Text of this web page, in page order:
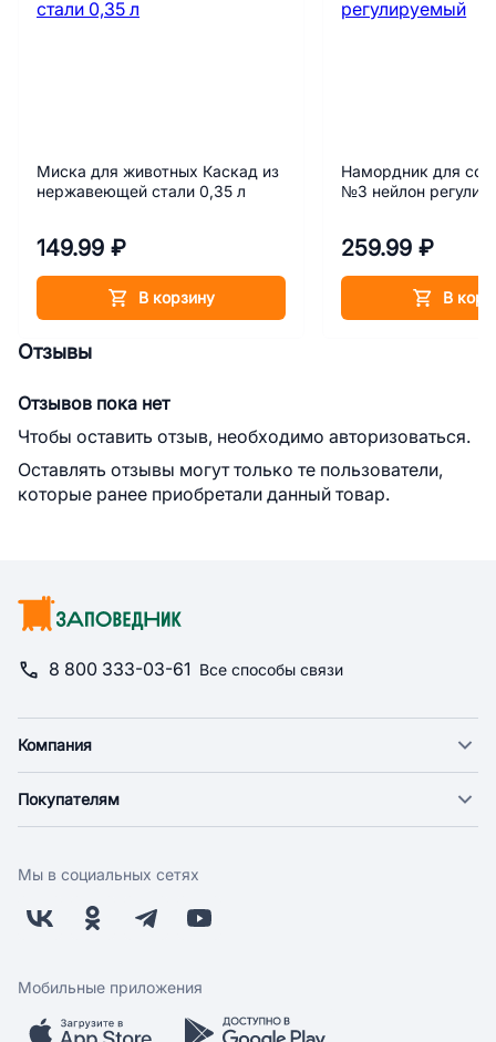
Миска для животных Каскад из
нержавеющей стали 0,35 л
149.99 ₽
В корзину
Намордник для
№3 нейлон
259.99 ₽
В
Отзывы
Отзывов пока нет
Чтобы оставить отзыв, необходимо авторизоваться.
Оставлять отзывы могут только те пользователи,
которые ранее приобретали данный товар.
8 800 333-03-61 Все способы связи
Компания
Новости
Поставщикам
Заводчикам
Обратная связь
Покупателям
Оплата
Бонусная программа
Скидки и акции
Мобильное приложение
Мы в социальных сетях
Мобильные приложения